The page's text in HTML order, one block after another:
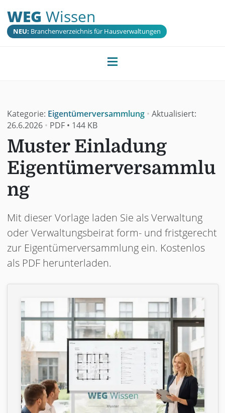
WEG Wissen
NEU: Branchenverzeichnis für Hausverwaltungen
Kategorie: Eigentümerversammlung• Aktualisiert:
26.6.2026• PDF• 144 KB
Muster Einladung
Eigentümerversammlu
ng
Mit dieser Vorlage laden Sie als Verwaltung
oder Verwaltungsbeirat form- und fristgerecht
zur Eigentümerversammlung ein. Kostenlos
als PDF herunterladen.